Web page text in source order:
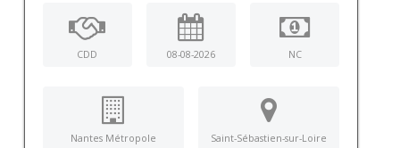
CDD 08-08-2026 NC
Nantes Métropole
Saint-Sébastien-sur-Loire